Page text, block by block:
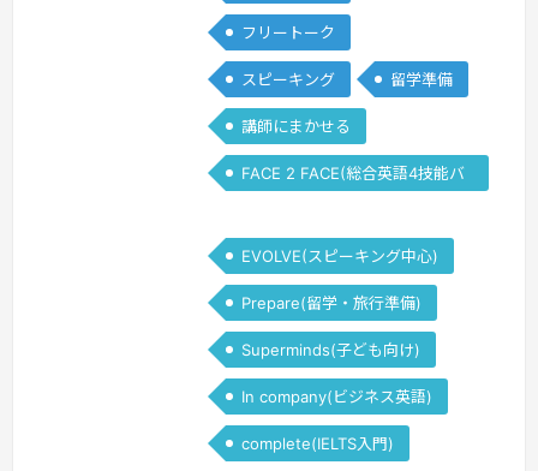
フリートーク
スピーキング 留学準備
講師にまかせる
FACE 2 FACE(総合英語4技能バ
EVOLVE(スピーキング中心)
Prepare(留学・旅行準備)
Superminds(子ども向け)
In company(ビジネス英語)
complete(IELTS入門)